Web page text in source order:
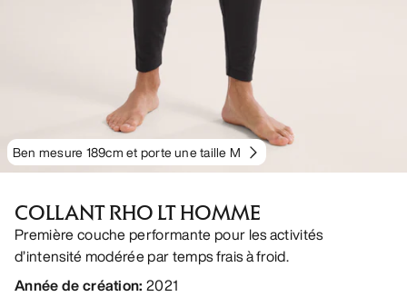
Ben mesure 189cm et porte une taille M
COLLANT RHO LT HOMME
Première couche performante pour les activités
d’intensité modérée par temps frais à froid.
Année de création: 2021